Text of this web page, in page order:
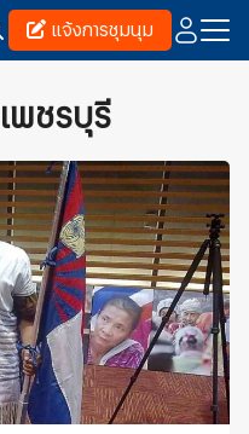
แจ้งการชุมนุม
พชรบุรี